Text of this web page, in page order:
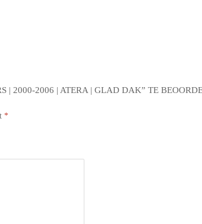
| 2000-2006 | ATERA | GLAD DAK” TE
*